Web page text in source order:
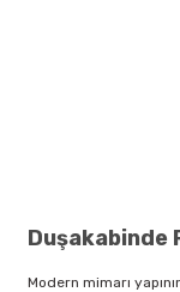
Modern mimarı